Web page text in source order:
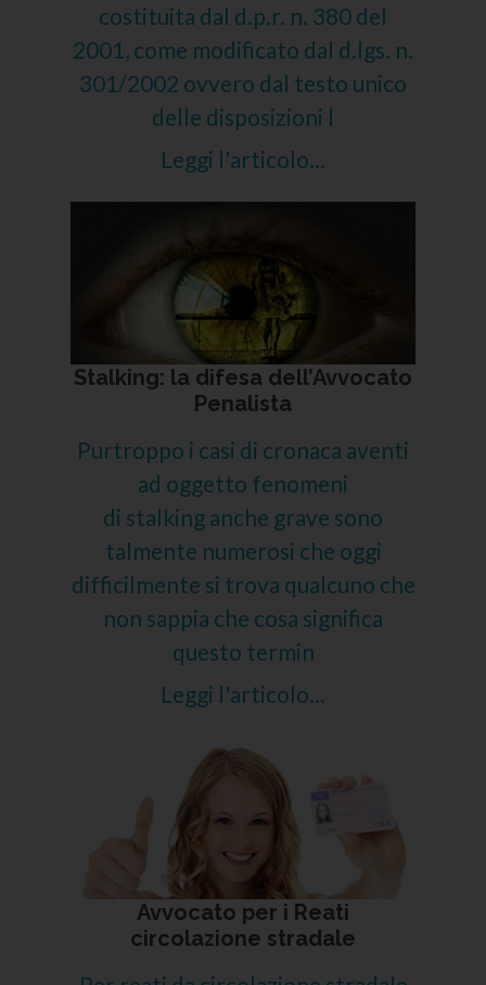
costituita dal d.p.r. n. 380 del
2001, come modificato dal d.lgs. n.
301/2002 ovvero dal testo unico
delle disposizioni l
Leggi l'articolo...
Stalking: la difesa dell’Avvocato
Penalista
Purtroppo i casi di cronaca aventi
ad oggetto fenomeni
di stalking anche grave sono
talmente numerosi che oggi
difficilmente si trova qualcuno che
non sappia che cosa significa
questo termin
Leggi l'articolo...
Avvocato per i Reati
circolazione stradale